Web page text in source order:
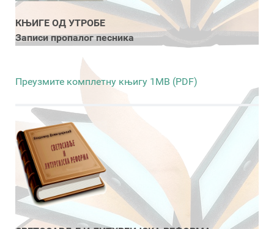
КЊИГЕ ОД УТРОБЕ
Записи пропалог песника
Преузмите комплетну књигу 1MB (PDF)